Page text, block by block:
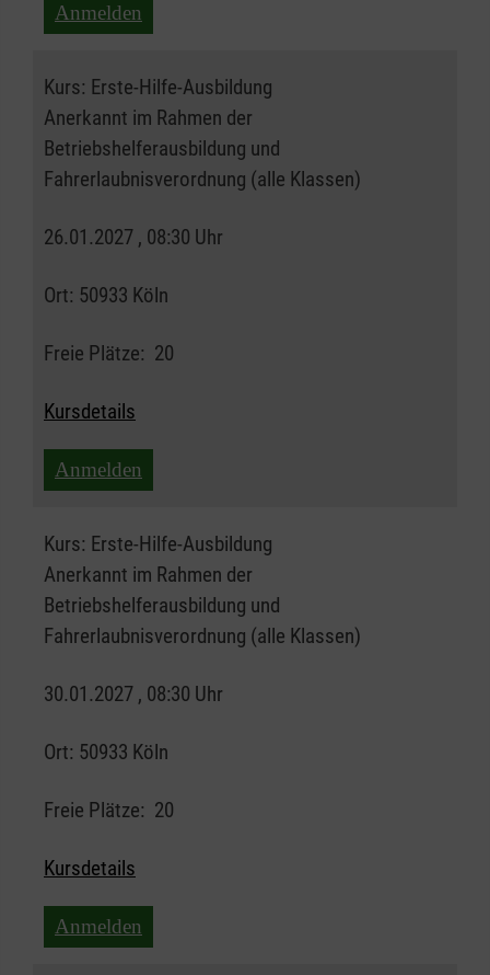
Anmelden
Kurs: Erste-Hilfe-Ausbildung
Anerkannt im Rahmen der
Betriebshelferausbildung und
Fahrerlaubnisverordnung (alle Klassen)
26.01.2027 , 08:30 Uhr
Ort: 50933 Köln
Freie Plätze: 20
Kursdetails
Anmelden
Kurs: Erste-Hilfe-Ausbildung
Anerkannt im Rahmen der
Betriebshelferausbildung und
Fahrerlaubnisverordnung (alle Klassen)
30.01.2027 , 08:30 Uhr
Ort: 50933 Köln
Freie Plätze: 20
Kursdetails
Anmelden